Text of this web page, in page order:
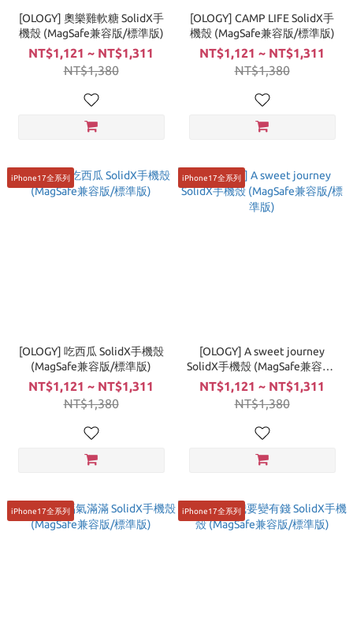
[OLOGY] 奧樂雞軟糖 SolidX手
機殼 (MagSafe兼容版/標準版)
NT$1,121 ~ NT$1,311
NT$1,380
[OLOGY] CAMP LIFE SolidX手
機殼 (MagSafe兼容版/標準版)
NT$1,121 ~ NT$1,311
NT$1,380
iPhone17全系列
[OLOGY] 吃西瓜 SolidX手機殼
(MagSafe兼容版/標準版)
NT$1,121 ~ NT$1,311
NT$1,380
iPhone17全系列
[OLOGY] A sweet journey
SolidX手機殼 (MagSafe兼容版/
標準版)
NT$1,121 ~ NT$1,311
NT$1,380
iPhone17全系列 iPhone17全系列